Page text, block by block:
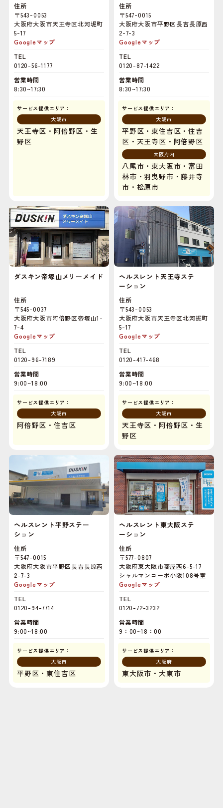
住所
〒543-0053
大阪府大阪市天王寺区北河堀町
5-17
Googleマップ
TEL
0120-56-1177
営業時間
8:30~17:30
サービス提供エリア：
大阪市
天王寺区・阿倍野区・生
野区
住所
〒547-0015
大阪府大阪市平野区長吉長原西
2-7-3
Googleマップ
TEL
0120-87-1422
営業時間
8:30~17:30
サービス提供エリア：
大阪市
平野区・東住吉区・住吉
区・天王寺区・阿倍野区
大阪府内
八尾市・東大阪市・富田
林市・羽曳野市・藤井寺
市・松原市
ダスキン帝塚山メリーメイド
住所
〒545-0037
大阪府大阪市阿倍野区帝塚山1-
7-4
Googleマップ
TEL
0120-96-7189
営業時間
9:00~18:00
サービス提供エリア：
大阪市
阿倍野区・住吉区
ヘルスレント天王寺ステ
ーション
住所
〒543-0053
大阪府大阪市天王寺区北河掘町
5-17
Googleマップ
TEL
0120-417-468
営業時間
9:00~18:00
サービス提供エリア：
大阪市
天王寺区・阿倍野区・生
野区
ヘルスレント平野ステー
ション
住所
〒547-0015
大阪府大阪市平野区長吉長原西
2-7-3
Googleマップ
TEL
0120-94-7714
営業時間
9:00~18:00
サービス提供エリア：
大阪市
平野区・東住吉区
ヘルスレント東大阪ステ
ーション
住所
〒577-0807
大阪府東大阪市菱屋西6-5-17
シャルマンコーポ小阪108号室
Googleマップ
TEL
0120-72-3232
営業時間
9：00~18：00
サービス提供エリア：
大阪府
東大阪市・大東市